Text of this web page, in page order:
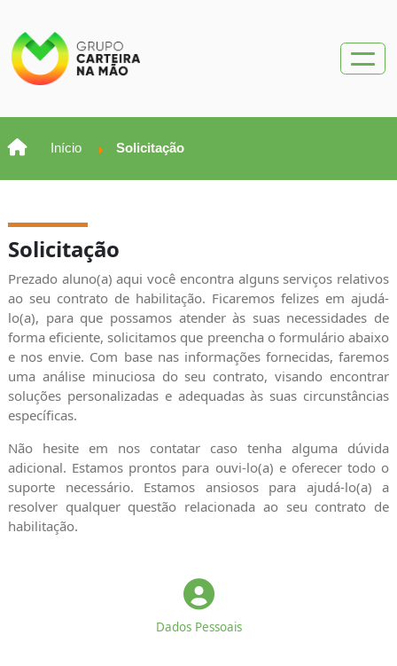
Início Solicitação
Solicitação
Prezado aluno(a) aqui você encontra alguns serviços relativos
ao seu contrato de habilitação. Ficaremos felizes em ajudá-
lo(a), para que possamos atender às suas necessidades de
forma eficiente, solicitamos que preencha o formulário abaixo
e nos envie. Com base nas informações fornecidas, faremos
uma análise minuciosa do seu contrato, visando encontrar
soluções personalizadas e adequadas às suas circunstâncias
específicas.
Não hesite em nos contatar caso tenha alguma dúvida
adicional. Estamos prontos para ouvi-lo(a) e oferecer todo o
suporte necessário. Estamos ansiosos para ajudá-lo(a) a
resolver qualquer questão relacionada ao seu contrato de
habilitação.
Dados Pessoais